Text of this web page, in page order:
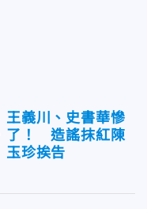
王義川、史書華慘
了！ 造謠抹紅陳
玉珍挨告